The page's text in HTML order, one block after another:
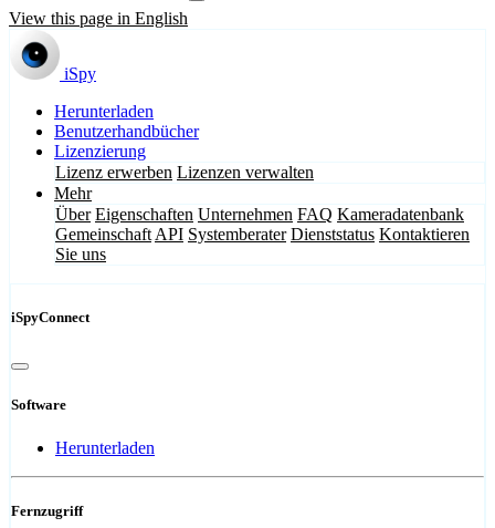
View this page in English
iSpy
Herunterladen
Benutzerhandbücher
Lizenzierung
Lizenz erwerben Lizenzen verwalten
Mehr
Über Eigenschaften Unternehmen FAQ Kameradatenbank
Gemeinschaft API Systemberater Dienststatus Kontaktieren
Sie uns
iSpyConnect
Software
Herunterladen
Fernzugriff